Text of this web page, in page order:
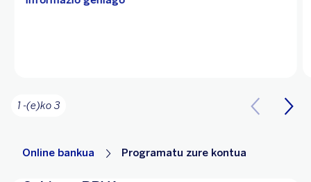
1 -(e)ko 3
Online bankua Programatu zure kontua